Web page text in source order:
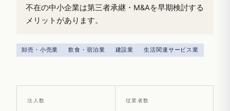
不在の中小企業は第三者承継・M&Aを早期検討する
メリットがあります。
卸売・小売業 飲食・宿泊業 建設業 生活関連サービス業
法人数 従業者数